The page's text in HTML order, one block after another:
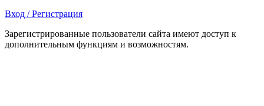
Вход / Регистрация
Зарегистрированные пользователи сайта имеют доступ к
дополнительным функциям и возможностям.